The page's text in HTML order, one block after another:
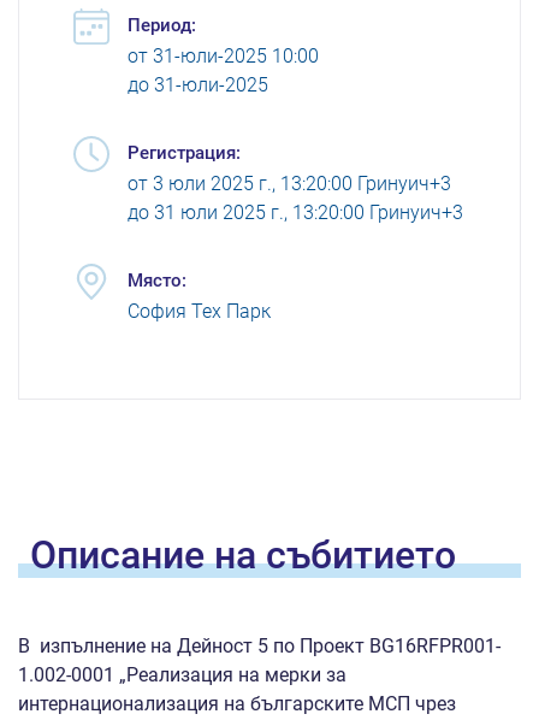
Период:
от 31-юли-2025 10:00
до 31-юли-2025
Регистрация:
от 3 юли 2025 г., 13:20:00 Гринуич+3
до 31 юли 2025 г., 13:20:00 Гринуич+3
Място:
София Тех Парк
Oписание насъбитието
В изпълнение на Дейност 5 по Проект BG16RFPR001-
1.002-0001 „Реализация на мерки за
интернационализация на българските МСП чрез